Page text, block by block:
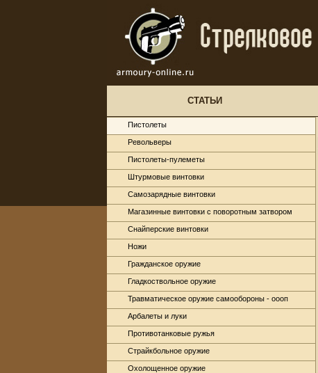
СТАТЬИ
Пистолеты
Револьверы
Пистолеты-пулеметы
Штурмовые винтовки
Самозарядные винтовки
Магазинные винтовки с поворотным затвором
Снайперские винтовки
Ножи
Гражданское оружие
Гладкоствольное оружие
Травматическое оружие самообороны - оооп
Арбалеты и луки
Противотанковые ружья
Страйкбольное оружие
Охолощенное оружие